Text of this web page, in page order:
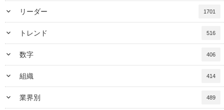
keyboard_arrow_down リーダー 1701
keyboard_arrow_down トレンド 516
keyboard_arrow_down 数字 406
keyboard_arrow_down 組織 414
keyboard_arrow_down 業界別 489